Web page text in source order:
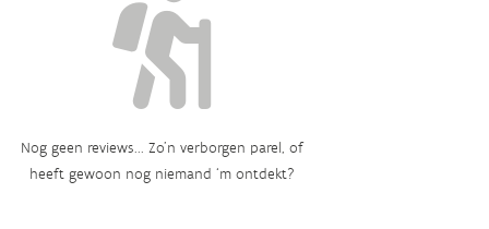
Nog geen reviews... Zo’n verborgen parel, of
heeft gewoon nog niemand ‘m ontdekt?